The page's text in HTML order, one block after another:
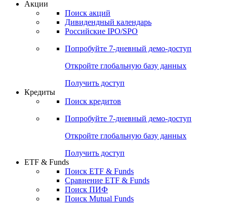
Откройте глобальную базу данных
Получить доступ
Поиск акций
Российские IPO/SPO
Попробуйте7-дневный
Откройте глобальную базу данных
Получить доступ
Поиск кредитов
Попробуйте7-дневный
Откройте глобальную базу данных
Получить доступ
ETF & Funds